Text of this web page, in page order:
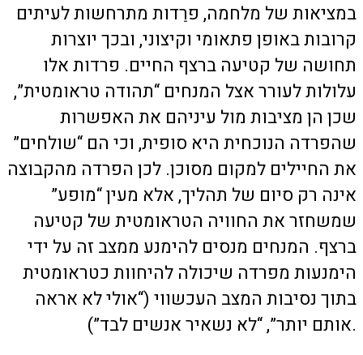
במציאות של מלחמה, פרֵדות מתרחשות לעיתים
קרובות באופן פתאומי וקיצוני, ובכך יוצרות
תחושה של קטיעה ברצף החיים. פרדות אלו
עלולות לעורר אצל המנחים “תהודה טראומטית”,
שכן הן מציבות מול עיניהם את האפשרות
שהפרדה הנוכחית היא סופית, וכי הם “שולחים”
את החיילים למקום מסוכן. לכן הפרדה מהקבוצה
אינה רק סיום של תהליך, אלא מעין “מופע”
שמשחזר את החוויה הטראומטית של קטיעה
ברצף. המנחים מנסים להימנע ממצב זה על ידי
הימנעות מפרדה שיכולה להיחוות כטראומטית
בתוך נסיבות המצב העכשווי (“אולי לא אראה
אותם יותר”, “לא נשאיר אנשים לבד”).